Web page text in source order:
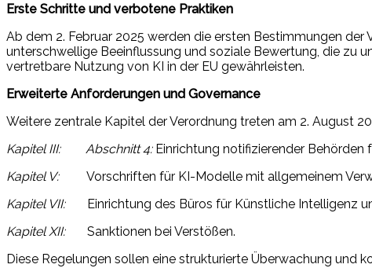
Erste Schritte und verbotene Praktiken
Ab dem 2. Februar 2025 werden die ersten Bestimmungen
unterschwellige Beeinflussung und soziale Bewertung, die zu
vertretbare Nutzung von KI in der EU gewährleisten.
Erweiterte Anforderungen und Governance
Weitere zentrale Kapitel der Verordnung treten am 2. August
Kapitel III: Abschnitt 4:Einrichtung notifizierender Behörden
Kapitel V:Vorschriften für KI-Modelle mit allgemeinem
Kapitel VII:Einrichtung des Büros für Künstliche Intelligenz
Kapitel XII:Sanktionen bei Verstößen.
Diese Regelungen sollen eine strukturierte Überwachung und